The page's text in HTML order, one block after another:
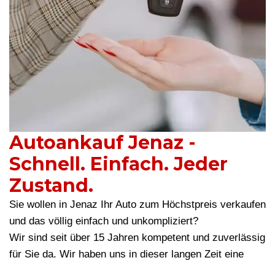
Autoankauf Jenaz -
Schnell. Einfach. Jeder
Zustand.
Sie wollen in Jenaz Ihr Auto zum Höchstpreis verkaufen
und das völlig einfach und unkompliziert?
Wir sind seit über 15 Jahren kompetent und zuverlässig
für Sie da. Wir haben uns in dieser langen Zeit eine